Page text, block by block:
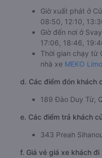
Giờ xuất phát ở
08:50, 12:10,
Giờ đến nơi ở
17:06, 18:46,
Thời gian chạy từ
nhà xe MEKO
d. Các điểm đón khách
189 Đào Duy Từ,
e. Các điểm trả khách
343 Preah
f. Giá vé giá xe khách đi